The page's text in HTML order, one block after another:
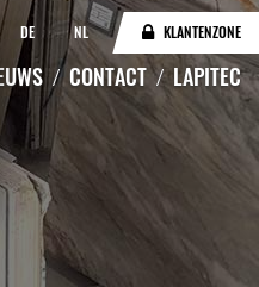
DE NL KLANTENZONE
CONTACT LAPITEC